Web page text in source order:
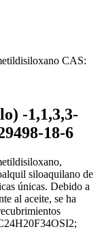
CAS:
-1,1,3,3-
18-6
siloaquilano de
únicas. Debido a
al aceite, se ha